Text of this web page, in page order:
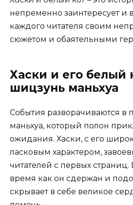
непременно заинтересует и
каждого читателя своим
сюжетом и обаятельными
Хаски и его белый
шицзунь маньхуа
События разворачиваются в
маньхуа, который полон
ожидания. Хаски, с его
ласковым характером,
читателей с первых страниц.
время как он сдержан и
скрывает в себе великое